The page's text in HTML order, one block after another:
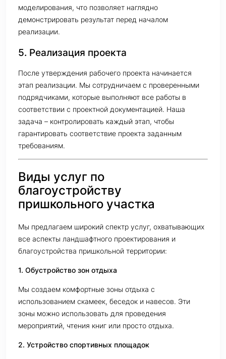
моделирования, что позволяет наглядно
демонстрировать результат перед началом
реализации.
5. Реализация проекта
После утверждения рабочего проекта начинается
этап реализации. Мы сотрудничаем с проверенными
подрядчиками, которые выполняют все работы в
соответствии с проектной документацией. Наша
задача – контролировать каждый этап, чтобы
гарантировать соответствие проекта заданным
требованиям.
Виды услуг по
благоустройству
пришкольного участка
Мы предлагаем широкий спектр услуг, охватывающих
все аспекты ландшафтного проектирования и
благоустройства пришкольной территории:
1. Обустройство зон отдыха
Мы создаем комфортные зоны отдыха с
использованием скамеек, беседок и навесов. Эти
зоны можно использовать для проведения
мероприятий, чтения книг или просто отдыха.
2. Устройство спортивных площадок